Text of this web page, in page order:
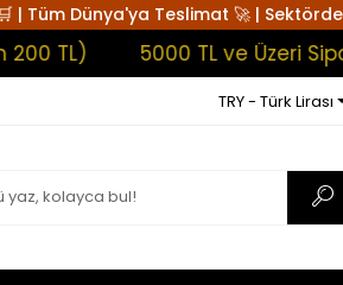
| Tüm Dünya'ya Teslimat 🚀 | Sektörde
5000 TL ve Üzeri
TRY - Türk Lirası